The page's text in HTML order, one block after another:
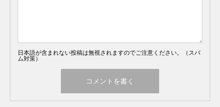
日本語が含まれない投稿は無視されますのでご注意ください。（スパ
ム対策）